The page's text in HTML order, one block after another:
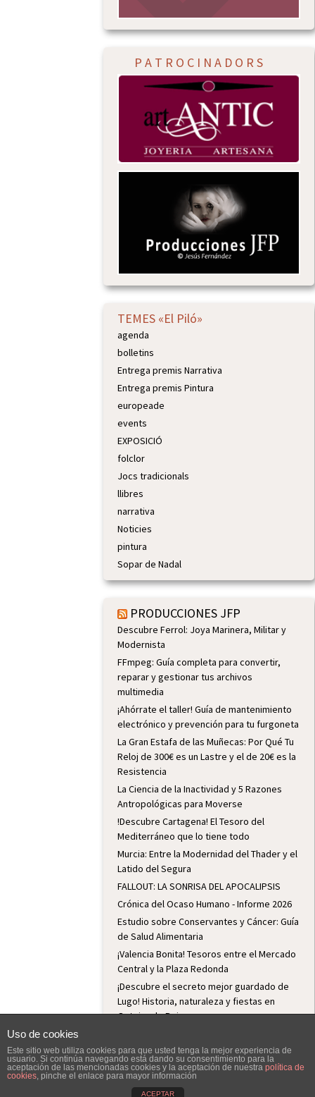
P A T R O C I N A D O R S
TEMES «El Piló»
agenda
bolletins
Entrega premis Narrativa
Entrega premis Pintura
europeade
events
EXPOSICIÓ
folclor
Jocs tradicionals
llibres
narrativa
Noticies
pintura
Sopar de Nadal
PRODUCCIONES JFP
Descubre Ferrol: Joya Marinera, Militar y
Modernista
FFmpeg: Guía completa para convertir,
reparar y gestionar tus archivos
multimedia
¡Ahórrate el taller! Guía de mantenimiento
electrónico y prevención para tu furgoneta
La Gran Estafa de las Muñecas: Por Qué Tu
Reloj de 300€ es un Lastre y el de 20€ es la
Resistencia
La Ciencia de la Inactividad y 5 Razones
Antropológicas para Moverse
!Descubre Cartagena! El Tesoro del
Mediterráneo que lo tiene todo
Murcia: Entre la Modernidad del Thader y el
Latido del Segura
FALLOUT: LA SONRISA DEL APOCALIPSIS
Crónica del Ocaso Humano - Informe 2026
Estudio sobre Conservantes y Cáncer: Guía
de Salud Alimentaria
¡Valencia Bonita! Tesoros entre el Mercado
Central y la Plaza Redonda
¡Descubre el secreto mejor guardado de
Lugo! Historia, naturaleza y fiestas en
Outeiro de Rei
Python: El Lenguaje de Programación para
el Futuro
¡De la jarra al vaso! El filtro que cambia tu
Uso de cookies
Este sitio web utiliza cookies para que usted tenga la mejor experiencia de
usuario. Si continúa navegando está dando su consentimiento para la
aceptación de las mencionadas cookies y la aceptación de nuestra política de
cookies, pinche el enlace para mayor información
ACEPTAR